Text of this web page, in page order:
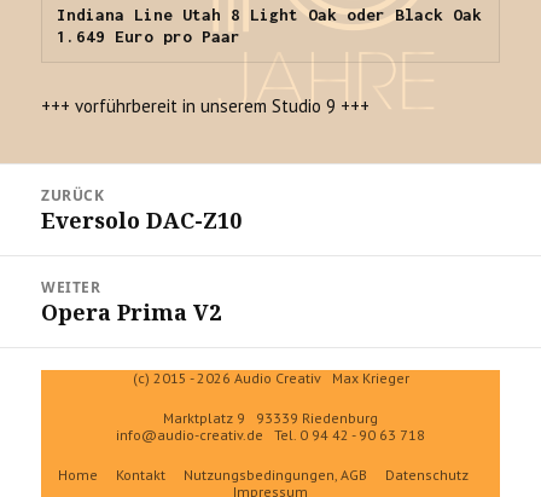
Indiana Line Utah 8 Light Oak oder Black Oak
1.649 Euro pro Paar
+++ vorführbereit in unserem Studio 9 +++
Navigation
ZURÜCK
Vorheriger
Beitrag:
Eversolo DAC-Z10
WEITER
Nächster
Beitrag:
Opera Prima V2
(c) 2015 - 2026 Audio Creativ Max Krieger
Marktplatz 9 93339 Riedenburg
info@audio-creativ.de Tel. 0 94 42 - 90 63 718
Home Kontakt Nutzungsbedingungen, AGB
Datenschutz
Impressum